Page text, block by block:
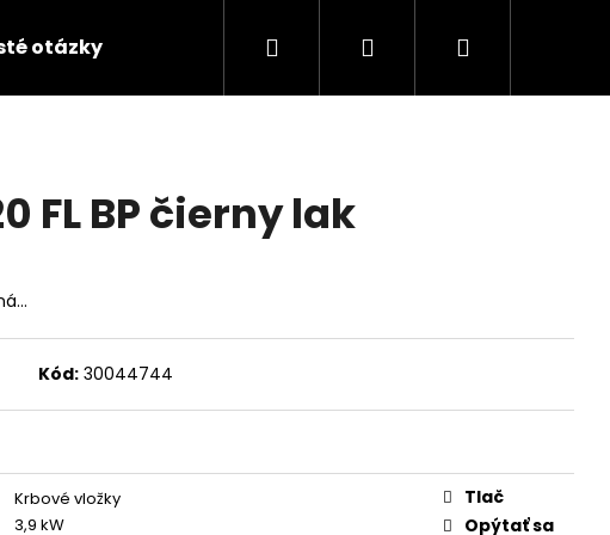
otázky PredajcoviaHľadať PrihlásenieNákupný
FL BP čierny lak
Kód: 30044744
Krbové vložky
3,9 kW
Tlač
Opýtať sa